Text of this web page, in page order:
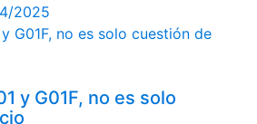
2025
y G01F, no es solo